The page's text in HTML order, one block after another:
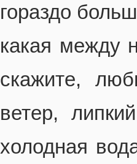
гораздо
какая между
скажите,
ветер,
холодная